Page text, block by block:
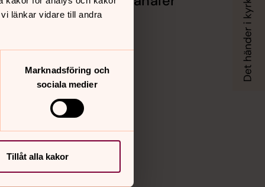
länkar vidare till andra
Marknadsföring och
sociala medier
Tillåt alla kakor
Vimeo